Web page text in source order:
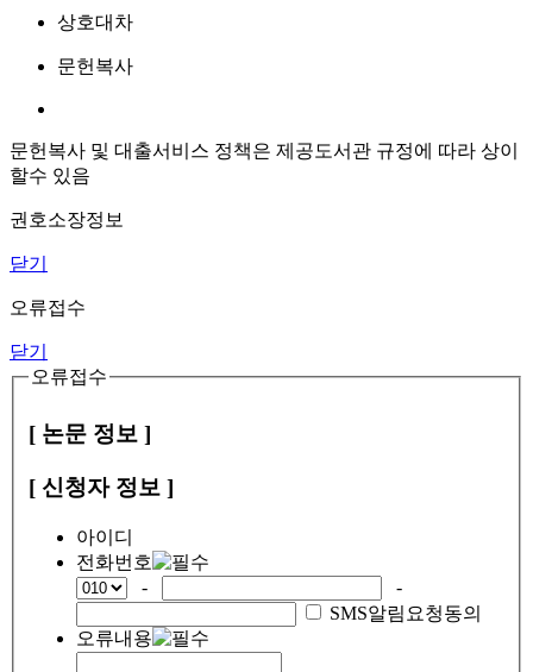
상호대차
문헌복사
문헌복사 및 대출서비스 정책은 제공도서관 규정에 따라 상이
할수 있음
권호소장정보
닫기
오류접수
닫기
오류접수
[ 논문 정보 ]
[ 신청자 정보 ]
아이디
전화번호
-
-
SMS알림요청동의
오류내용